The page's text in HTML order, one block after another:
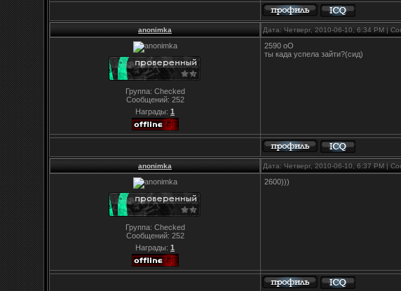
anonimka Дата: Четверг, 2010-06-10, 6:34 PM |
Группа: Checked
Сообщений: 252
Награды: 1
2590 оО
ты када успела зайти?(сид)
anonimka Дата: Четверг, 2010-06-10, 6:37 PM |
Группа: Checked
Сообщений: 252
Награды: 1
2600)))